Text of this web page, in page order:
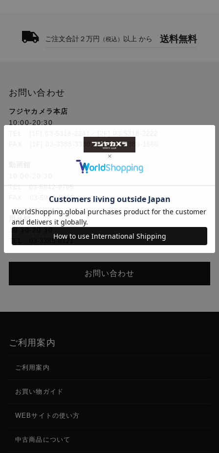
ご注文合計２万円 （税込） 以上 から 送料無料
お問い合わせ
フジヤカメラ本店
10:00-20:30
FAX [1F] 03-3388-3380／[2F] 03-3388-1560
TEL 03-5942-8705
FAX 03-5942-8965
用品館
10:30-20:30
TEL 03-3385-8121
お問い合わせ
ご利用案内
ご利用案内
お買い物ガイド
WEBサイトの使い方
中古商品について